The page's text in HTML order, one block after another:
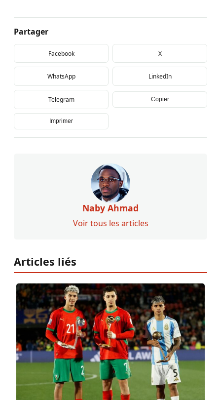
Partager
Facebook X
WhatsApp LinkedIn
Telegram Copier
Imprimer
Naby Ahmad
Voir tous les articles
Articles liés